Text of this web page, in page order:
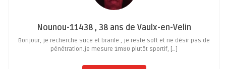
Nounou-11438 , 38 ans de Vaulx-en-Velin
Bonjour, je recherche suce et branle , je reste soft et ne désir pas de
pénétration.je mesure 1m80 plutôt sportif, […]